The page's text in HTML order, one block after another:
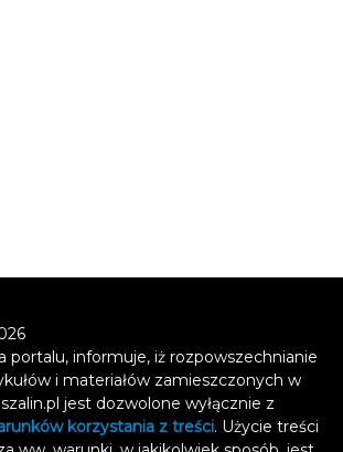
portalu, informuje, iż rozpowszechnianie
i materiałów zamieszczonych w
jest dozwolone wyłącznie z
korzystania z treści. Użycie treści